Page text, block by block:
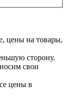
цены на товары,
сторону.
свои
цены в